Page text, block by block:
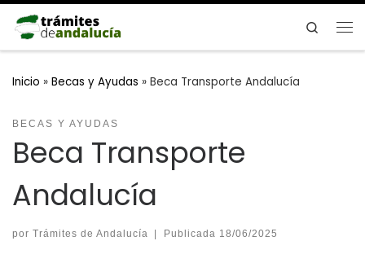
Saltar al contenido
Search
Inicio » Becas y Ayudas » Beca Transporte Andalucía
BECAS Y AYUDAS
Beca Transporte
Andalucía
por Trámites de Andalucía Publicada 18/06/2025